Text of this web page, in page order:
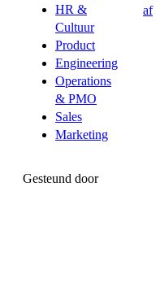
HR &
Cultuur
Product
Engineering
Operations
& PMO
Sales
Marketing
af
Gesteund door